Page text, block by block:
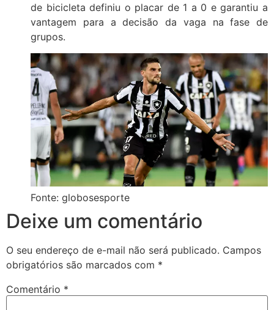
de bicicleta definiu o placar de 1 a 0 e garantiu a
vantagem para a decisão da vaga na fase de
grupos.
Fonte: globosesporte
Deixe um comentário
O seu endereço de e-mail não será publicado. Campos
obrigatórios são marcados com *
Comentário *